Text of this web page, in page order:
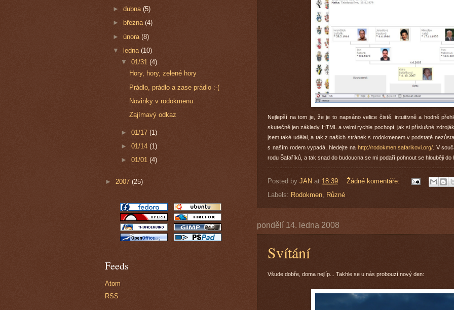
Nejlepší na tom je, že je to napsáno velice čistě, intuitivně a hodně
skutečně jen základy HTML a velmi rychle pochopí, jak si příslušné
jsem také udělal, a tak z našich stránek s rodokmenem v podstatě
s naším rodem vypadá, hledejte na http://rodokmen.safarikovi.org/. V
rodu Šafaříků, a tak snad do budoucna se mi podaří pohnout se hlouběji do
Posted by JAN at 18:39
Žádné komentáře:
Labels: Rodokmen Různé
pondělí 14. ledna 2008
Svítání
Všude dobře, doma nejlíp... Takhle se u nás probouzí nový den:
►dubna(5)
►
března(4)
► února(8)
▼
ledna(10)
▼ 01/31 (4)
Hory, hory, zelené hory
Prádlo, prádlo a zase prádlo :-(
Novinky v rodokmenu
Zajímavý odkaz
► 01/17 (1)
► 01/14 (1)
► 01/01 (4)
► 2007 (25)
Feeds
Atom
RSS